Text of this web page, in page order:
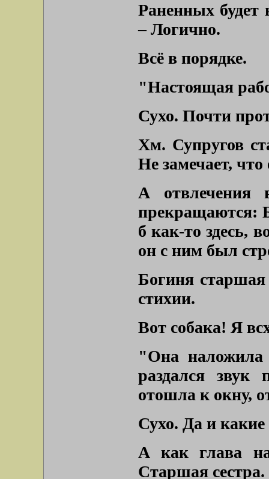
Раненных будет
– Логично.
Всё в порядке.
"Настоящая
Сухо. Почти
Хм. Супругов
Не замечает, что
А отвлечения
прекращаются:
б как-то здесь,
он с ним был
Богиня
стихии.
Вот собака! Я
"Она наложила
раздался
отошла к окну,
Сухо. Да и
А как глава
Старшая